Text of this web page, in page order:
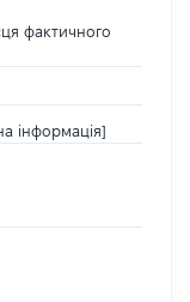
фактичного
інформація]